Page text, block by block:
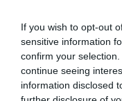
If you wish to opt-out
sensitive information
confirm your
continue seeing
information disclosed
χαλί
Τριντό,